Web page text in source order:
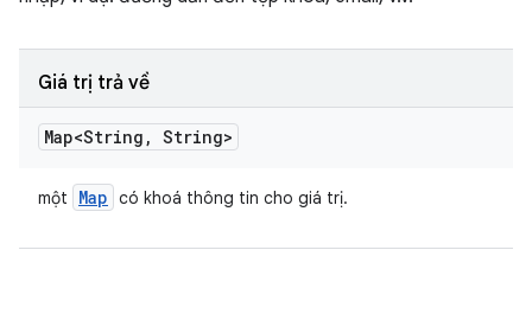
Giá trị trả về
Map<String , String>
một Map có khoá thông tin cho giá trị.